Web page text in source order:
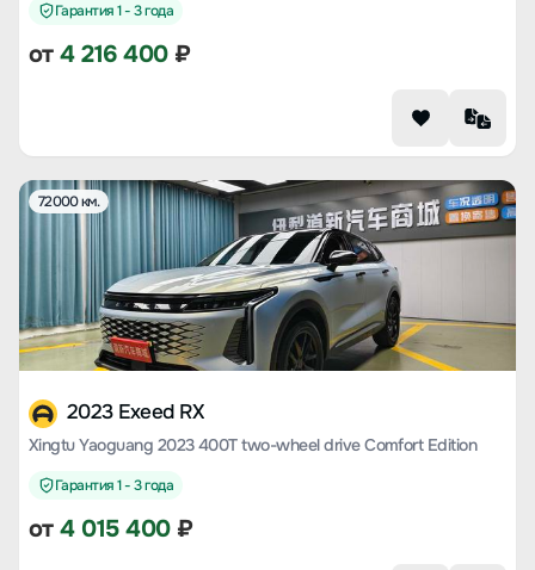
Гарантия 1 - 3 года
от4 216 400₽
72000 км.
2023 Exeed RX
Xingtu Yaoguang 2023 400T two-wheel drive Comfort Edition
Гарантия 1 - 3 года
от4 015 400₽